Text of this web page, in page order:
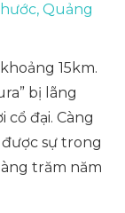
Quảng
15km.
bị lãng
đại. Càng
sự trong
trăm năm